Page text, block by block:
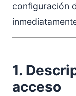
configuración
1.
acceso